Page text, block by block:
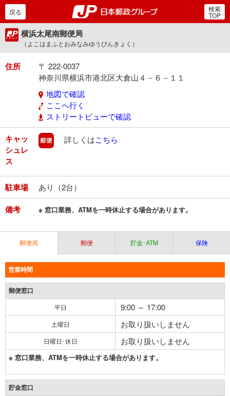
郵便局・日本郵政グルー
戻る 検索
TOP
横浜太尾南郵便局
（よこはまふとおみなみゆうびんきょく）
住所
〒 222-0037
神奈川県横浜市港北区大倉山４－６－１１
地図で確認
ここへ行く
ストリートビューで確認
キャッ
シュレ
ス
郵便
詳しくはこちら
駐車場 あり（2台）
備考 ※ 窓口業務、ATMを一時休止する場合があります。
郵便局 郵便 貯金･ATM 保険
営業時間
郵便窓口
平日 9:00 ～ 17:00
土曜日 お取り扱いしません
日曜日･休日 お取り扱いしません
※ 窓口業務、ATMを一時休止する場合があります。
貯金窓口